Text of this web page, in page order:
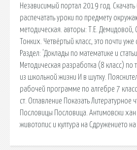
Независимый портал 2019 год. Скачать
распечатать уроки по предмету
методическая. авторы: Т.Е. Демидовой,
Тонких. Четвёртый класс, это почти
Раздел: 'Доклады по математике и
Методическая разработка (8 класс) по
из школьной жизни И в шутку.
рабочей программе по алгебре 7
ст. Оглавление Показать Литературное
Пословицы Пословица. Антимовски хан
животопис и култура на Сдружението